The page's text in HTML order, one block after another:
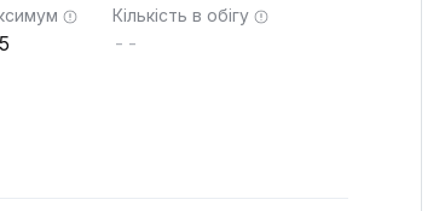
Кількість в обігу
--